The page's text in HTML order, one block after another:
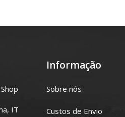
IT
Informação
Sobre nós
Custos de Envio